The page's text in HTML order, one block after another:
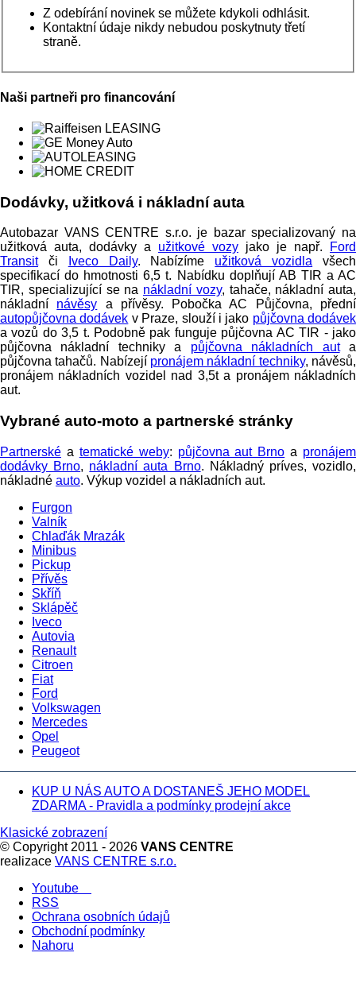
Z odebírání novinek se můžete kdykoli odhlásit.
Kontaktní údaje nikdy nebudou poskytnuty třetí
straně.
Naši partneři pro financování
Dodávky, užitková i nákladní auta
Autobazar VANS CENTRE s.r.o. je bazar specializovaný na
užitková auta, dodávky a užitkové vozy jako je např.
Ford
Transitči Iveco Daily. Nabízíme užitková vozidla všech
specifikací do hmotnosti 6,5 t. Nabídku doplňují AB TIR a AC
TIR, specializující se na nákladní vozy, tahače, nákladní auta,
nákladní návěsy a přívěsy. Pobočka AC Půjčovna, přední
autopůjčovna dodávek v Praze, slouží i jako půjčovna dodávek
a vozů do 3,5 t. Podobně pak funguje půjčovna AC TIR - jako
půjčovna nákladní techniky a půjčovna nákladních auta
půjčovna tahačů. Nabízejí pronájem nákladní techniky, návěsů,
pronájem nákladních vozidel nad 3,5t a pronájem nákladních
aut.
Vybrané auto-moto a partnerské stránky
Partnerské a tematické weby: půjčovna aut Brno a pronájem
dodávky Brno, nákladní auta Brno. Nákladný príves, vozidlo,
nákladné auto. Výkup vozidel a nákladních aut.
Furgon
Valník
Chlaďák Mrazák
Minibus
Pickup
Přívěs
Skříň
Sklápěč
Iveco
Autovia
Renault
Citroen
Fiat
Ford
Volkswagen
Mercedes
Opel
Peugeot
KUP U NÁS AUTO A DOSTANEŠ JEHO MODEL
ZDARMA - Pravidla a podmínky prodejní akce
Klasické zobrazení
© Copyright 2011 - 2026 VANS CENTRE
realizace VANS CENTRE s.r.o.
Youtube
RSS
Ochrana osobních údajů
Obchodní podmínky
Nahoru